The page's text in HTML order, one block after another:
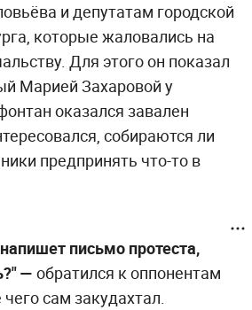
и депутатам городской
которые жаловались на
Для этого он показал
Марией Захаровой у
оказался завален
собираются ли
предпринять что-то в
письмо протеста,
— обратился к оппонентам
сам закудахтал.